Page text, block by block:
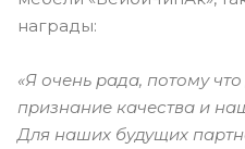
награды:
«Я очень рада, потому
признание качества и
Для наших будущих